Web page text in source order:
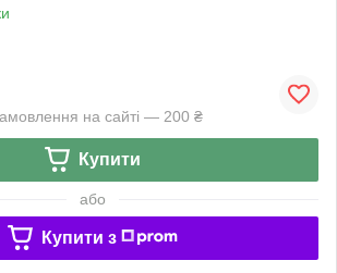
на сайті — 200 ₴
Купити
або
Купити з